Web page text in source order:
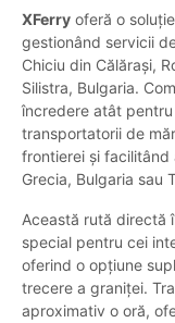
XFerry oferă o
gestionând servicii
Chiciu din Călărași,
Silistra, Bulgaria.
încredere atât
transportatorii de
frontierei și
Grecia, Bulgaria sau
Această rută directă
special pentru cei
oferind o opțiune
trecere a graniței.
aproximativ o oră,